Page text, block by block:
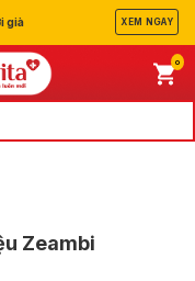
già XEM NGAY
0
Zeambi